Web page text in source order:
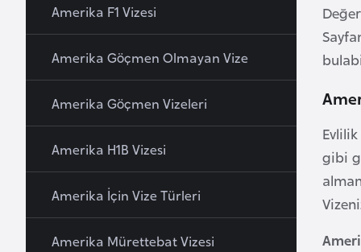
gibi
Amerika F1 Vizesi
Amerika Göçmen Olmayan Vize
Amerika Göçmen Vizeleri
Amerika H1B Vizesi
Amerika İçin Vize Türleri
Amerika Mürettebat Vizesi
z
r
b
a
y
c
a
n